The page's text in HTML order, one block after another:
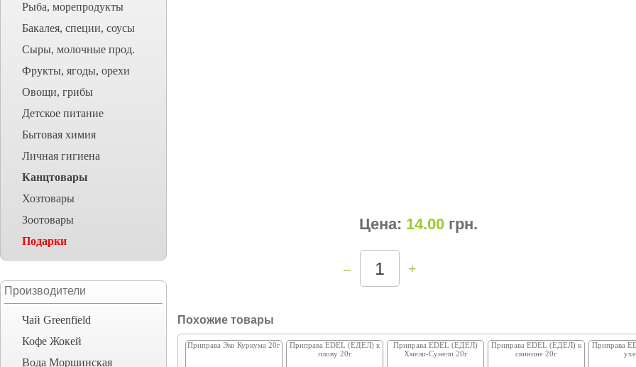
Рыба, морепродукты
Бакалея, специи, соусы
Сыры, молочные прод.
Фрукты, ягоды, орехи
Овощи, грибы
Детское питание
Бытовая химия
Личная гигиена
Канцтовары
Хозтовары
Зоотовары
Подарки
Производители
Чай Greenfield
Кофе Жокей
Вода Моршинская
Цена: 14.00 грн.
– +
Похожие товары
Приправа Эко Куркума 20г
Приправа EDEL (ЕДЕЛ) к
плову 20г
Приправа EDEL (ЕДЕЛ)
Хмели-Сунели 20г
Приправа EDEL (ЕДЕЛ) к
свинине 20г
Приправа